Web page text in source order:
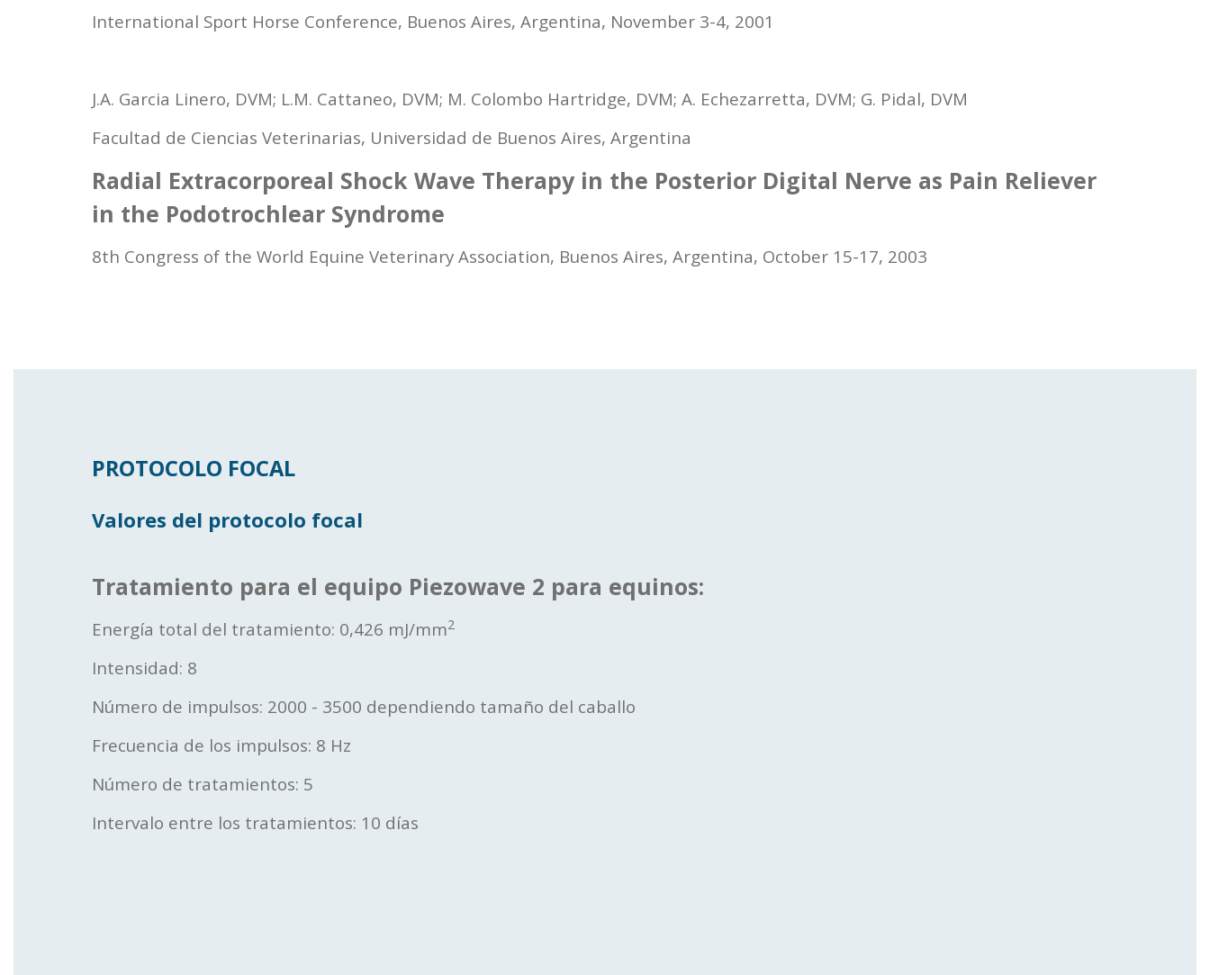
International Sport Horse Conference, Buenos Aires, Argentina, November 3-4, 2001
J.A. Garcia Linero, DVM; L.M. Cattaneo, DVM; M. Colombo Hartridge, DVM; A. Echezarretta, DVM; G. Pidal, DVM
Facultad de Ciencias Veterinarias, Universidad de Buenos Aires, Argentina
Radial Extracorporeal Shock Wave Therapy in the Posterior Digital Nerve as Pain Reliever
in the Podotrochlear Syndrome
8th Congress of the World Equine Veterinary Association, Buenos Aires, Argentina, October 15-17, 2003
PROTOCOLO FOCAL
Valores del protocolo focal
Tratamiento para el equipo Piezowave 2 para equinos:
Energía total del tratamiento: 0,426 mJ/mm2
Intensidad: 8
Número de impulsos: 2000 - 3500 dependiendo tamaño del caballo
Frecuencia de los impulsos: 8 Hz
Número de tratamientos: 5
Intervalo entre los tratamientos: 10 días